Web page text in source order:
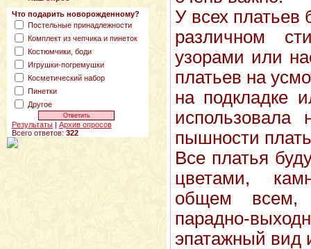
Что подарить новорожденному?
Постельные принадлежности
Комплект из чепчика и пинеток
Костюмчики, боди
Игрушки-погремушки
Косметический набор
Пинетки
Другое
Результаты| Архив опросов
Всего ответов: 322
У всех платьев
различном
узорами или
платьев на
на подкладке
пышности
Все платья
цветами,
общем всем,
парадно-
эпатажный вид